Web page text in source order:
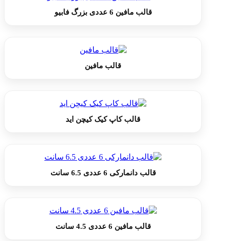
قالب مافین 6 عددی بزرگ فابیو
قالب مافین
قالب کاپ کیک کیچن اید
قالب دانمارکی 6 عددی 6.5 سانت
قالب مافین 6 عددی 4.5 سانت